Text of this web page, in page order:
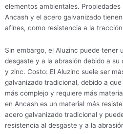
elementos ambientales.
Ancash y el acero galvanizado
afines, como resistencia a la
Sin embargo, el Aluzinc puede tener
desgaste y a la abrasión debido a
y zinc. Costo: El Aluzinc suele ser
galvanizado tradicional, debido a
más complejo y requiere más
en Ancash es un material más
acero galvanizado tradicional y
resistencia al desgaste y a la